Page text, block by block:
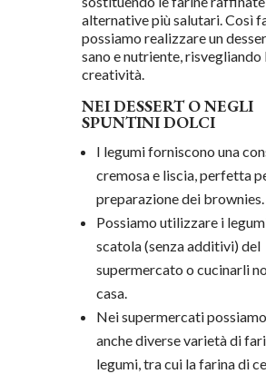
alternative più salutari. Così
possiamo realizzare un
sano e nutriente, risvegliando
creatività.
NEI DESSERT O NEGLI
SPUNTINI DOLCI
I legumi forniscono una
cremosa e liscia, perfetta
preparazione dei brownies.
Possiamo utilizzare i
scatola (senza additivi) del
supermercato o cucinarli
casa.
Nei supermercati
anche diverse varietà di
legumi, tra cui la farina di